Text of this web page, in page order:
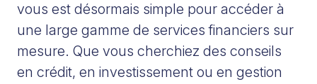
vous est désormais simple pour accéder à
une large gamme de services financiers sur
mesure. Que vous cherchiez des conseils
en crédit, en investissement ou en gestion